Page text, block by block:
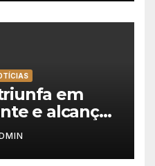
em
e alcança
da carreira